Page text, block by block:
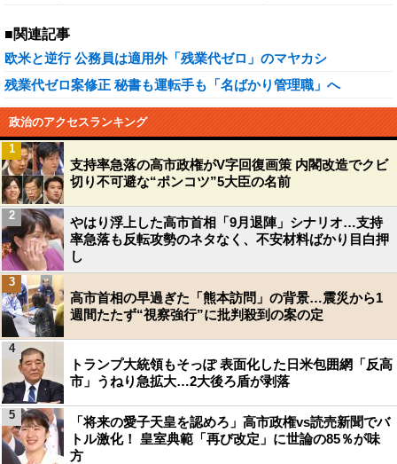
■関連記事
欧米と逆行 公務員は適用外「残業代ゼロ」のマヤカシ
残業代ゼロ案修正 秘書も運転手も「名ばかり管理職」へ
政治のアクセスランキング
支持率急落の高市政権がV字回復画策 内閣改造でクビ
切り不可避な“ポンコツ”5大臣の名前
1
やはり浮上した高市首相「9月退陣」シナリオ…支持
率急落も反転攻勢のネタなく、不安材料ばかり目白押
し
2
高市首相の早過ぎた「熊本訪問」の背景…震災から1
週間たたず“視察強行”に批判殺到の案の定
3
トランプ大統領もそっぽ 表面化した日米包囲網「反高
市」うねり急拡大…2大後ろ盾が剥落
4
「将来の愛子天皇を認めろ」高市政権vs読売新聞でバ
トル激化！ 皇室典範「再び改定」に世論の85％が味
方
5